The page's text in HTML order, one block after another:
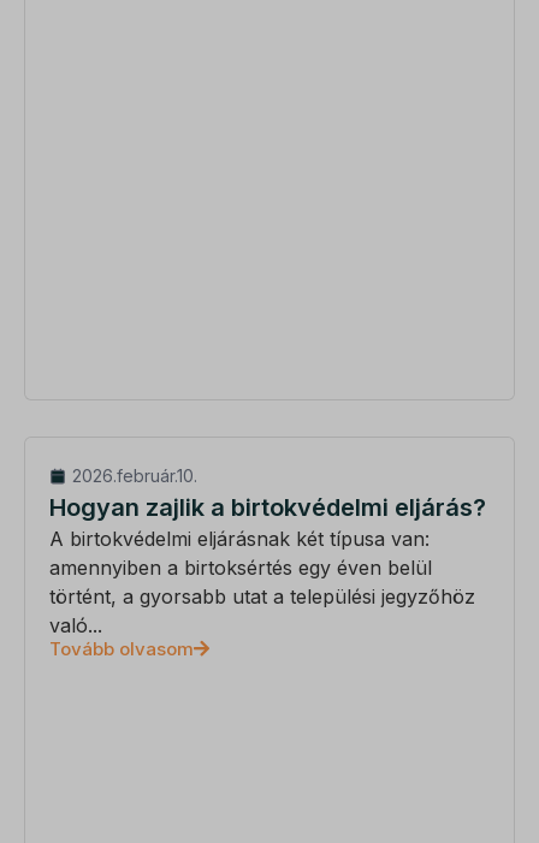
2026.február.10.
Hogyan zajlik a birtokvédelmi eljárás?
A birtokvédelmi eljárásnak két típusa van:
amennyiben a birtoksértés egy éven belül
történt, a gyorsabb utat a települési jegyzőhöz
való...
Tovább olvasom